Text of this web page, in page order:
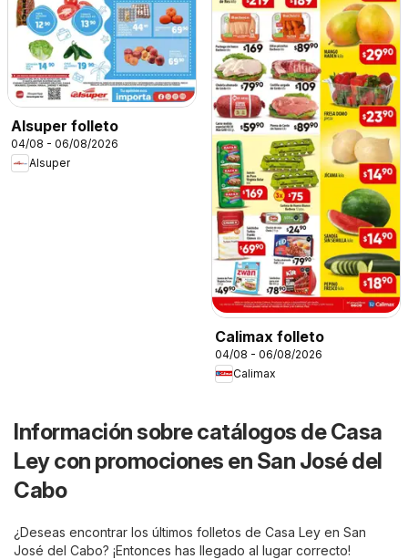
Alsuper folleto
04/08 - 06/08/2026
Alsuper
Calimax folleto
04/08 - 06/08/2026
Calimax
Información sobre catálogos de Casa
Ley con promociones en San José del
Cabo
¿Deseas encontrar los últimos folletos de Casa Ley en San
José del Cabo? ¡Entonces has llegado al lugar correcto!